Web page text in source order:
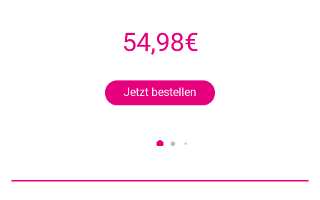
54,98€
Jetzt bestellen